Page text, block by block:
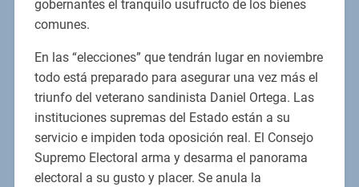
gobernantes el tranquilo usufructo de los bienes
comunes.
En las “elecciones” que tendrán lugar en noviembre
todo está preparado para asegurar una vez más el
triunfo del veterano sandinista Daniel Ortega. Las
instituciones supremas del Estado están a su
servicio e impiden toda oposición real. El Consejo
Supremo Electoral arma y desarma el panorama
electoral a su gusto y placer. Se anula la